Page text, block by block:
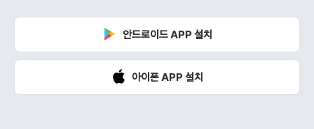
안드로이드 APP 설치
아이폰 APP 설치